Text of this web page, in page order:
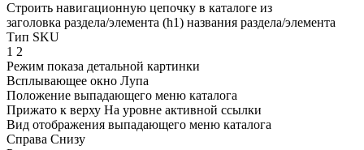
Строить навигационную цепочку в каталоге из
заголовка раздела/элемента (h1) названия раздела/элемента
Тип SKU
1 2
Режим показа детальной картинки
Всплывающее окно Лупа
Положение выпадающего меню каталога
Прижато к верху На уровне активной ссылки
Вид отображения выпадающего меню каталога
Справа Снизу